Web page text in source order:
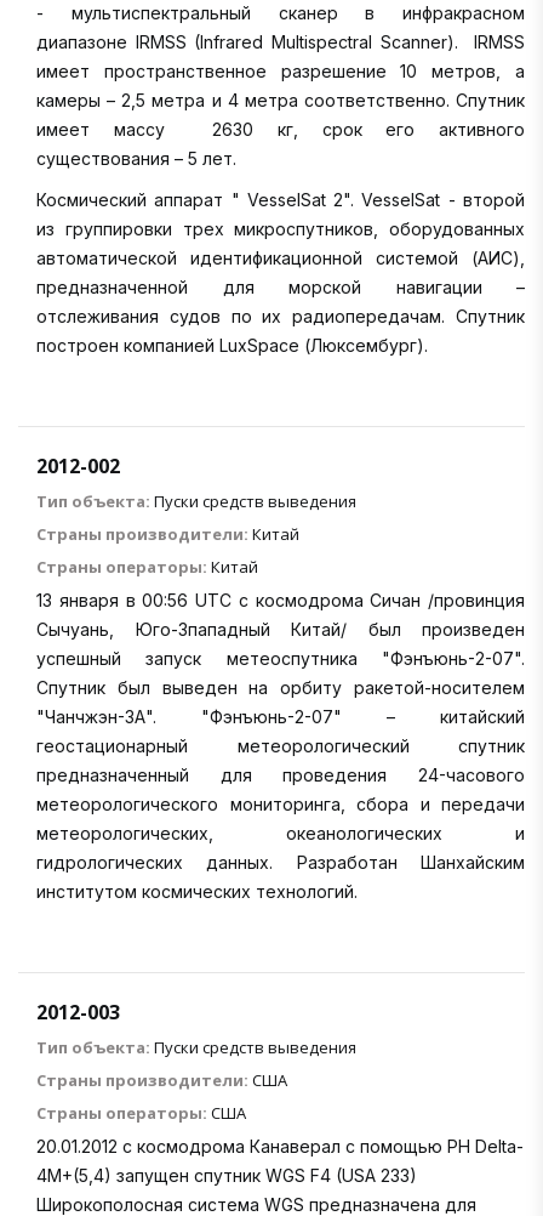
- мультиспектральный сканер в инфракрасном
диапазоне IRMSS (Infrared Multispectral Scanner). IRMSS
имеет пространственное разрешение 10 метров, а
камеры – 2,5 метра и 4 метра соответственно. Спутник
имеет массу 2630 кг, срок его активного
существования – 5 лет.
Космический аппарат " VesselSat 2". VesselSat - второй
из группировки трех микроспутников, оборудованных
автоматической идентификационной системой (АИС),
предназначенной для морской навигации –
отслеживания судов по их радиопередачам. Спутник
построен компанией LuxSpace (Люксембург).
2012-002
Тип объекта: Пуски средств выведения
Страны производители: Китай
Страны операторы: Китай
13 января в 00:56 UTC с космодрома Сичан /провинция
Сычуань, Юго-Зпападный Китай/ был произведен
успешный запуск метеоспутника "Фэнъюнь-2-07".
Спутник был выведен на орбиту ракетой-носителем
"Чанчжэн-3А". "Фэнъюнь-2-07" – китайский
геостационарный метеорологический спутник
предназначенный для проведения 24-часового
метеорологического мониторинга, сбора и передачи
метеорологических, океанологических и
гидрологических данных. Разработан Шанхайским
институтом космических технологий.
2012-003
Тип объекта: Пуски средств выведения
Страны производители: США
Страны операторы: США
20.01.2012 с космодрома Канаверал с помощью РН Delta-
4M+(5,4) запущен спутник WGS F4 (USA 233)
Широкополосная система WGS предназначена для